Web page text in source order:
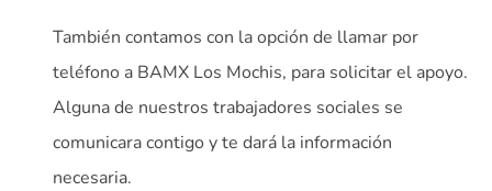
También contamos con la opción de llamar por
teléfono a BAMX Los Mochis, para solicitar el apoyo.
Alguna de nuestros trabajadores sociales se
comunicara contigo y te dará la información
necesaria.